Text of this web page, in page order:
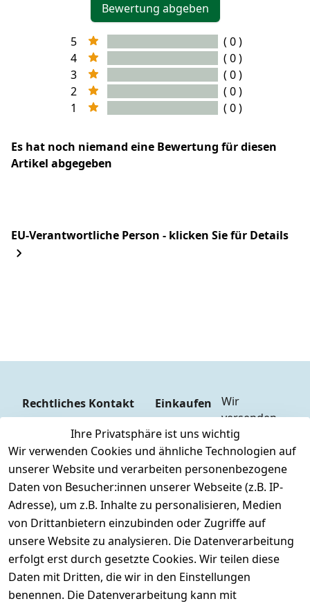
Bewertung abgeben
5
( 0 )
4
( 0 )
3
( 0 )
2
( 0 )
1
( 0 )
Es hat noch niemand eine Bewertung für diesen
Artikel abgegeben
EU-Verantwortliche Person - klicken Sie für Details
Ihre Privatsphäre ist uns wichtig
Wir verwenden Cookies und ähnliche Technologien auf
unserer Website und verarbeiten personenbezogene
Daten von Besucher:innen unserer Webseite (z.B. IP-
Adresse), um z.B. Inhalte zu personalisieren, Medien
von Drittanbietern einzubinden oder Zugriffe auf
unsere Website zu analysieren. Die Datenverarbeitung
erfolgt erst durch gesetzte Cookies. Wir teilen diese
Daten mit Dritten, die wir in den Einstellungen
benennen. Die Datenverarbeitung kann mit
Rechtliches
Impressum
Datenschutze
rklärung
Widerrufsrec
ht
Kontakt
Registrieren
Einkaufen
arten
Versandk
osten
Hilfe
Batteriee
ntsorgun
g
Märklin
Insider
Club
Wir
versenden
mit
DHL
Zahlen Sie
bequem per
Vorkasse
Barzahlu
Abholung
PayPal /
Kreditkar